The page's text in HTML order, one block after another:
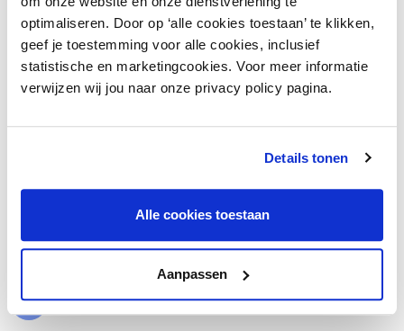
optimaliseren. Door op ‘alle cookies toestaan’ te klikken,
geef je toestemming voor alle cookies, inclusief
statistische en marketingcookies. Voor meer informatie
verwijzen wij jou naar onze privacy policy pagina.
Details tonen
Alle cookies toestaan
Aanpassen
Laad meer
Evenementen